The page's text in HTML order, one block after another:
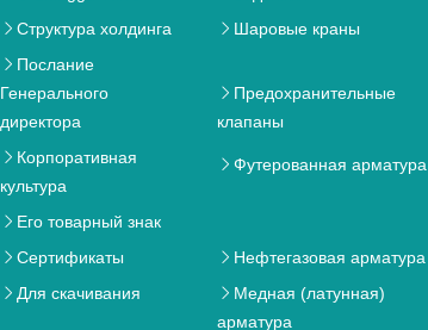
Структура холдинга
 Послание
Генерального
директора
 Корпоративная
культура
 Его товарный знак
Сертификаты
 Для скачивания
 Шаровые краны
 Предохранительные
клапаны
 Футерованная арматура
 Нефтегазовая арматура
 Медная (латунная)
арматура